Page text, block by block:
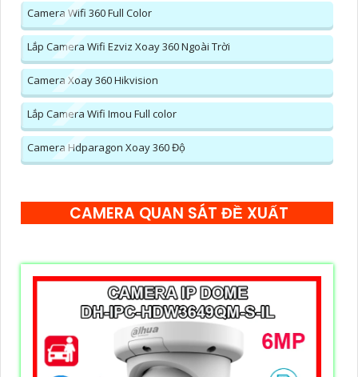
Camera Wifi 360 Full Color
Lắp Camera Wifi Ezviz Xoay 360 Ngoài Trời
Camera Xoay 360 Hikvision
Lắp Camera Wifi Imou Full color
Camera Hdparagon Xoay 360 Độ
CAMERA QUAN SÁT ĐỀ XUẤT